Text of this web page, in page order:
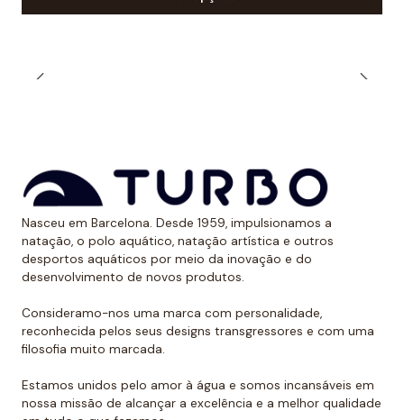
evita assaduras se o fato de banho se encaixar muito
tamanho maior, já que são um pouco menores.
Nasceu em Barcelona. Desde 1959, impulsionamos a
natação, o polo aquático, natação artística e outros
desportos aquáticos por meio da inovação e do
desenvolvimento de novos produtos.
Consideramo-nos uma marca com personalidade,
reconhecida pelos seus designs transgressores e com uma
filosofia muito marcada.
Estamos unidos pelo amor à água e somos incansáveis em
nossa missão de alcançar a excelência e a melhor qualidade